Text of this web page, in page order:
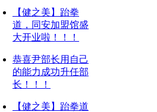
【健之美】跆拳
道，同安加盟馆盛
大开业啦！！！
恭喜尹部长用自己
的能力成功升任部
长！！！
【健之美】跆拳道